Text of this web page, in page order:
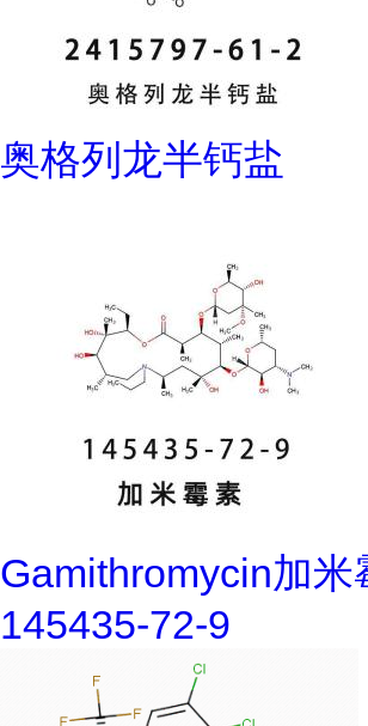
奥格列龙半钙盐
Gamithromycin加米
145435-72-9